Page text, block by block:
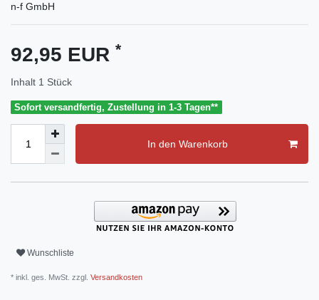
n-f GmbH
92,95 EUR *
Inhalt 1 Stück
Sofort versandfertig, Zustellung in 1-3 Tagen**
In den Warenkorb
Wunschliste
* inkl. ges. MwSt. zzgl. Versandkosten